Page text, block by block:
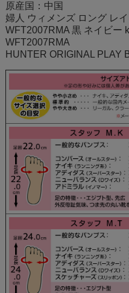
原産国：中国
婦人 ウィメンズ ロング レ
WFT2007RMA 黒 ネイビー
WFT2007RMA
HUNTER ORIGINAL PLAY